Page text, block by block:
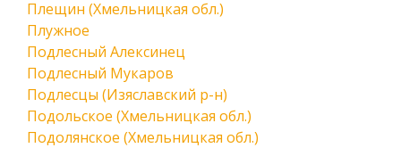
Плещин (Хмельницкая обл.)
Плужное
Подлесный Алексинец
Подлесный Мукаров
Подлесцы (Изяславский р-н)
Подольское (Хмельницкая обл.)
Подолянское (Хмельницкая обл.)